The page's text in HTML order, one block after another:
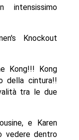
intensissimo
Knockout
Kong!!! Kong
della cintura!!
tra le due
e Karen
vedere dentro